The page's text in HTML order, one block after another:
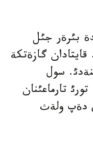
بئرةر جئل
گازةتكة
سول
تارماعئنان
دةپ ولةث